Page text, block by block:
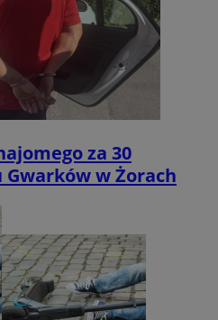
za 30
Gwarków w Żorach